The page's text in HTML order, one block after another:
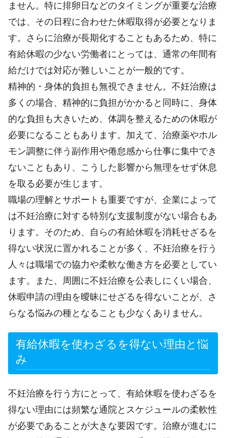
ません。特に排卵日などのタイミングが重要な治療
では、その日程に合わせた休暇取得が必要となりま
す。さらに治療が長期化することもあるため、特に
有給休暇の少ない労働者にとっては、通常の年間有
給だけでは対応が難しいことが一般的です。
精神的・身体的負担も無視できません。不妊治療は
多くの場合、精神的に負担がかかると同時に、身体
的な負担も大きいため、体調を整えるための休暇が
必要になることもあります。加えて、治療薬やホル
モン調整に伴う副作用や倦怠感から仕事に集中でき
ないこともあり、こうした影響から無理をせず休息
を取る必要が生じます。
職場の理解とサポートも重要ですが、企業によって
は不妊治療に対する特別な支援制度がない場合もあ
ります。そのため、自らの有給休暇を消耗せざるを
得ない状況に置かれることが多く、不妊治療を行う
人々は職場での協力や柔軟な働き方を必要としてい
ます。また、周囲に不妊治療を公表しにくい場合、
休暇申請の理由を曖昧にせざるを得ないことが、さ
らなる悩みの種となることも少なくありません。
有給休暇を使わざるを得ない理由と悩
み
不妊治療を行う方にとって、有給休暇を使わざるを
得ない理由には頻繁な通院とスケジュールの柔軟性
が必要であることが大きな要因です。治療が進むに